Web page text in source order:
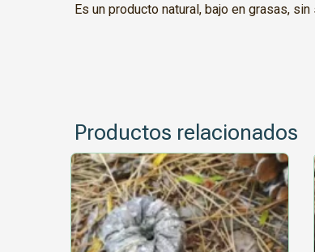
Es un producto natural, bajo en grasas,
Productos relacionados
Este
producto
tiene
múltiples
variantes.
Las